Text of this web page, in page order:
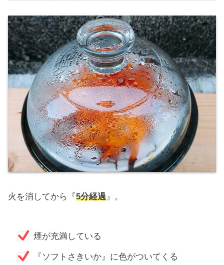
火を消してから『5分経過』。
煙が充満している
『ソフトさきいか』に色がついてくる